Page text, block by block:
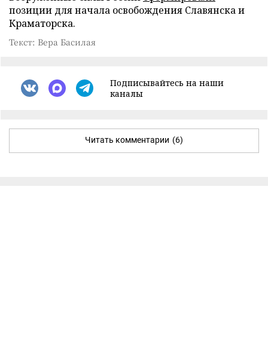
позиции для начала освобождения Славянска и
Краматорска.
Текст: Вера Басилая
Подписывайтесь на наши
каналы
Читать комментарии (6)